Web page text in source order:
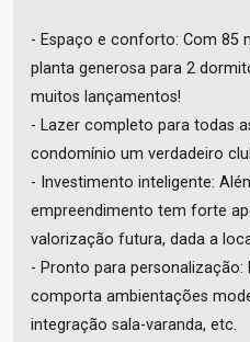
- Espaço e conforto: Com 85
planta generosa para 2
muitos lançamentos!
- Lazer completo para todas
condomínio um verdadeiro
- Investimento inteligente:
empreendimento tem forte
valorização futura, dada a
- Pronto para personalização:
comporta ambientações
integração sala-varanda, etc.